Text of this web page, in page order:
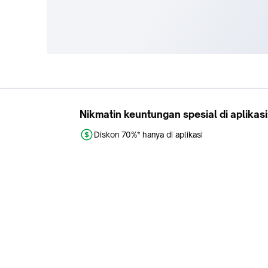
Tokopedia
About Us
Buy